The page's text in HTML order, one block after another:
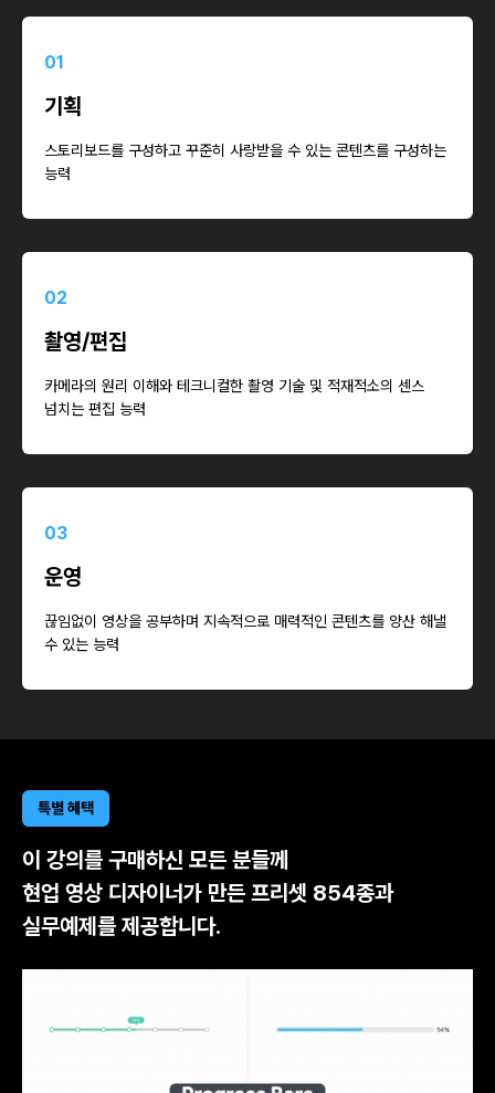
01
기획
스토리보드를 구성하고 꾸준히 사랑받을 수 있는 콘텐츠를 구성하는
능력
02
촬영/편집
카메라의 원리 이해와 테크니컬한 촬영 기술 및 적재적소의 센스
넘치는 편집 능력
03
운영
끊임없이 영상을 공부하며 지속적으로 매력적인 콘텐츠를 양산 해낼
수 있는 능력
특별 혜택
이 강의를 구매하신 모든 분들께
현업 영상 디자이너가 만든 프리셋 854종과
실무예제를 제공합니다.